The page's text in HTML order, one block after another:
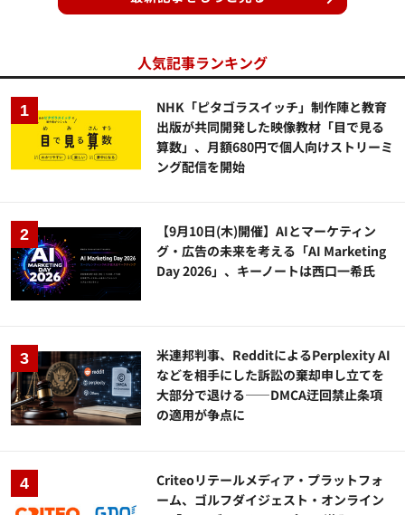
人気記事ランキング
NHK「ピタゴラスイッチ」制作陣と教育
出版が共同開発した映像教材「目で見る
算数」、月額680円で個人向けストリーミ
ング配信を開始
【9月10日(木)開催】AIとマーケティン
グ・広告の未来を考える「AI Marketing
Day 2026」、キーノートは西口一希氏
米連邦判事、RedditによるPerplexity AI
などを相手にした訴訟の棄却申し立てを
大部分で退ける——DMCA迂回禁止条項
の適用が争点に
Criteoリテールメディア・プラットフォ
ーム、ゴルフダイジェスト・オンライン